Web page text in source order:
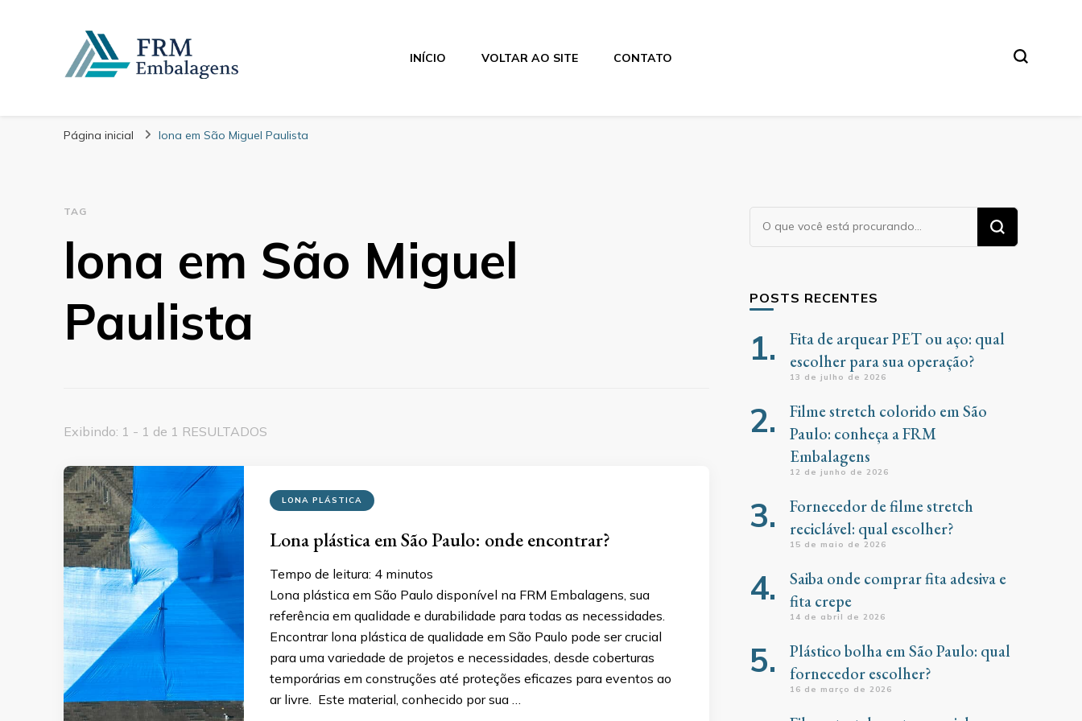
FRM Embalagens
INÍCIO VOLTAR AO SITE CONTATO
Página inicial lona em São Miguel Paulista
TAG
lona em São Miguel
Paulista
Exibindo: 1 - 1 de 1 RESULTADOS
LONA PLÁSTICA
Lona plástica em São Paulo: onde encontrar?
Tempo de leitura: 4 minutos
Lona plástica em São Paulo disponível na FRM Embalagens, sua
referência em qualidade e durabilidade para todas as necessidades.
Encontrar lona plástica de qualidade em São Paulo pode ser crucial
para uma variedade de projetos e necessidades, desde coberturas
temporárias em construções até proteções eficazes para eventos ao
ar livre. Este material, conhecido por sua …
Procurando
algo?
POSTS RECENTES
Fita de arquear PET ou aço: qual
escolher para sua operação?
13 de julho de 2026
Filme stretch colorido em São
Paulo: conheça a FRM
Embalagens
12 de junho de 2026
Fornecedor de filme stretch
reciclável: qual escolher?
15 de maio de 2026
Saiba onde comprar fita adesiva e
fita crepe
14 de abril de 2026
Plástico bolha em São Paulo: qual
fornecedor escolher?
16 de março de 2026